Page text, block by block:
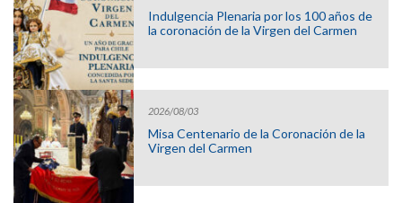
Indulgencia Plenaria por los 100 años de
la coronación de la Virgen del Carmen
2026/08/03
Misa Centenario de la Coronación de la
Virgen del Carmen